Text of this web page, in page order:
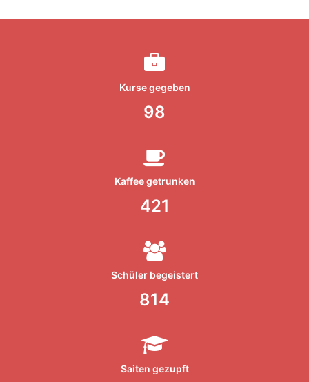
Kurse gegeben
98
Kaffee getrunken
421
Schüler begeistert
814
Saiten gezupft